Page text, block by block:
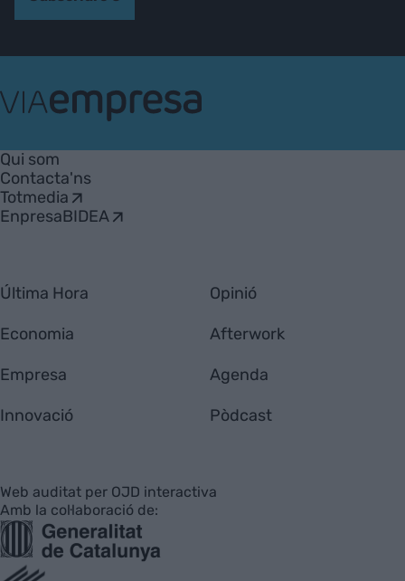
Empresa
Qui som
Contacta'ns
Totmedia
EnpresaBIDEA
Última Hora
Economia
Empresa
Innovació
Opinió
Afterwork
Agenda
Pòdcast
Web auditat per OJD interactiva
Amb la col·laboració de: